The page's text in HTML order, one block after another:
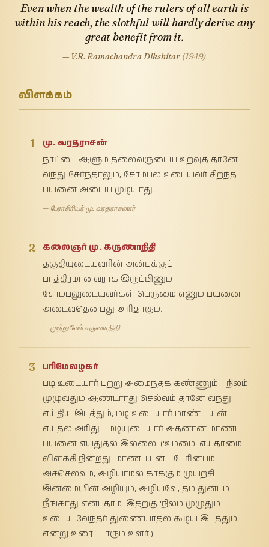
Even when the wealth of the rulers of all earth is
within his reach, the slothful will hardly derive any
great benefit from it.
— V.R. Ramachandra Dikshitar (1949)
விளக்கம்
1
மு. வரதராசன்
நாட்டை ஆளும் தலைவருடைய உறவுத் தானே
வந்து சேர்ந்தாலும், சோம்பல் உடையவர் சிறந்த
பயனை அடைய முடியாது.
— பேராசிரியர் மு. வரதராசனார்
2
கலைஞர் மு. கருணாநிதி
தகுதியுடையவரின் அன்புக்குப்
பாத்திரமானவராக இருப்பினும்
சோம்பலுடையவர்கள் பெருமை எனும் பயனை
அடைவதென்பது அரிதாகும்.
— முத்துவேல் கருணாநிதி
3
பரிமேலழகர்
படி உடையார் பற்று அமைந்தக் கண்ணும் - நிலம்
முழுவதும் ஆண்டாரது செல்வம் தானே வந்து
எய்திய இடத்தும்; மடி உடையார் மாண் பயன்
எய்தல் அரிது - மடியுடையார் அதனான் மாண்ட
பயனை எய்துதல் இல்லை. ('உம்மை' எய்தாமை
விளக்கி நின்றது. மாண்பயன் - பேரின்பம்.
அச்செல்வம், அழியாமல் காக்கும் முயற்சி
இன்மையின் அழியும்; அழியவே, தம் துன்பம்
நீங்காது என்பதாம். இதற்கு 'நிலம் முழுதும்
உடைய வேந்தர் துணையாதல் கூடிய இடத்தும்'
என்று உரைப்பாரும் உளர்.)